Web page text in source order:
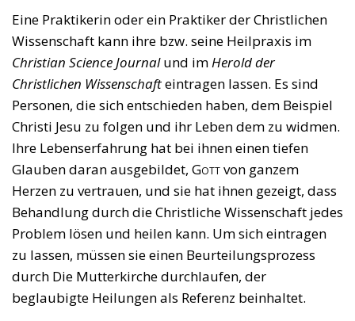
Eine Praktikerin oder ein Praktiker der Christlichen
Wissenschaft kann ihre bzw. seine Heilpraxis im
Christian Science Journalund imHerold der
Christlichen Wissenschafteintragen lassen. Es sind
Personen, die sich entschieden haben, dem Beispiel
Christi Jesu zu folgen und ihr Leben dem zu widmen.
Ihre Lebenserfahrung hat bei ihnen einen tiefen
Glauben daran ausgebildet, Gottvon ganzem
Herzen zu vertrauen, und sie hat ihnen gezeigt, dass
Behandlung durch die Christliche Wissenschaft jedes
Problem lösen und heilen kann. Um sich eintragen
zu lassen, müssen sie einen Beurteilungsprozess
durch Die Mutterkirche durchlaufen, der
beglaubigte Heilungen als Referenz beinhaltet.